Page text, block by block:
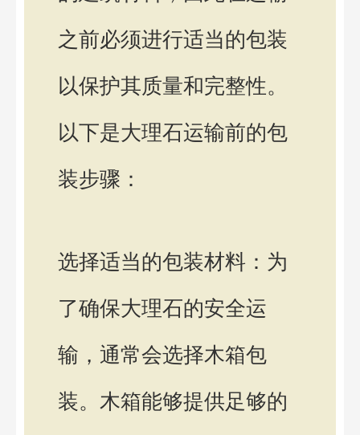
之前必须进行适当的包装
以保护其质量和完整性。
以下是大理石运输前的包
装步骤：
选择适当的包装材料：为
了确保大理石的安全运
输，通常会选择木箱包
装。木箱能够提供足够的